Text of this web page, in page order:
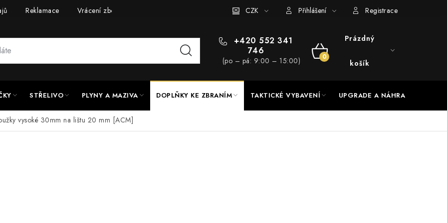
Reklamace Vrácení zboží UPGRADE a servis Hodnocení obchodu
CZK Přihlášení Registrace
+420 552 341
746
(po – pá: 9:00 – 15:00)
NÁKUPNÍ
Prázdný
košík
STŘELIVO PLYNY A MAZIVA DOPLŇKY KE ZBRANÍM TAKTICKÉ VYBAVENÍ UPGRADE A NÁHRADNÍ DÍLY
vysoké 30mm na lištu 20 mm [ACM]